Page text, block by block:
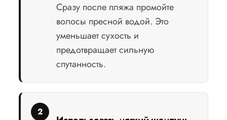
Сразу после пляжа промойте
волосы пресной водой. Это
уменьшает сухость и
предотвращает сильную
спутанность.